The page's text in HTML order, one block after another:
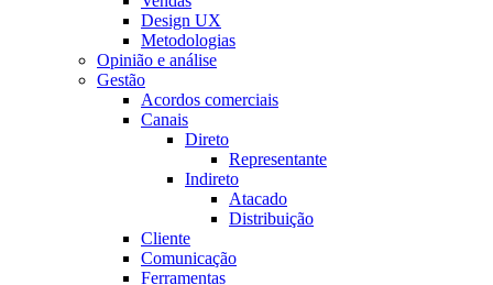
Design UX
Metodologias
Opinião e análise
Gestão
Acordos comerciais
Canais
Direto
Representante
Indireto
Atacado
Distribuição
Cliente
Comunicação
Ferramentas